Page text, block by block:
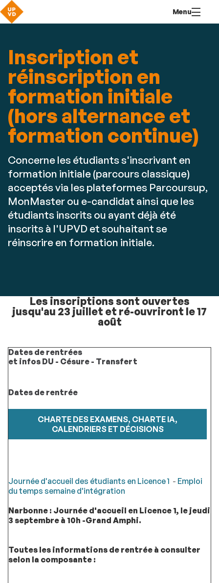
contenu
Menu
Inscription et
réinscription en
formation initiale
(hors alternance et
formation continue)
Concerne les étudiants s'inscrivant en
formation initiale (parcours classique)
acceptés via les plateformes Parcoursup,
MonMaster ou e-candidat ainsi que les
étudiants inscrits ou ayant déjà été
inscrits à l'UPVD et souhaitant se
réinscrire en formation initiale.
Les inscriptions sont ouvertes
jusqu'au 23 juillet et ré-ouvriront le 17
août
Dates de rentrées
et infos DU - Césure - Transfert
Dates de rentrée
CHARTE DES EXAMENS, CHARTE IA,
CALENDRIERS ET DÉCISIONS
Journée d'accueil des étudiants en Licence 1 - Emploi
du temps semaine d'intégration
Narbonne : Journée d'accueil en Licence 1, le jeudi
3 septembre à 10h -Grand Amphi.
Toutes les informations de rentrée à consulter
selon la composante :